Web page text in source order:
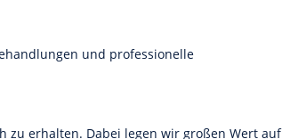
und professionelle
zu erhalten. Dabei legen wir großen Wert auf